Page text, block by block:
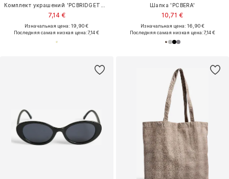
7,14 €
Изначальная цена: 19,90 €
Последняя самая низкая цена:7,14 €
Шапка 'PCBERA'
10,71 €
Изначальная цена: 16,90 €
Последняя самая низкая цена:7,14 €